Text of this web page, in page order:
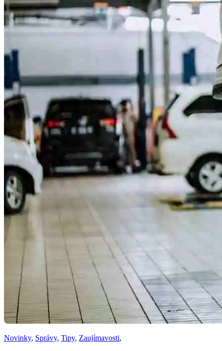
Novinky, Správy, Tipy, Zaujímavosti,